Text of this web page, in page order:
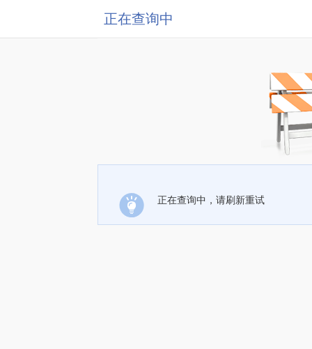
正在查询中
正在查询中，请刷新重试